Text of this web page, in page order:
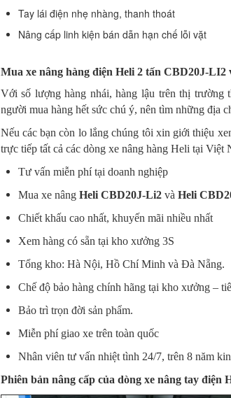
Tay lái điện nhẹ nhàng, thanh thoát
Nâng cấp linh kiện bán dẫn hạn chế lỗi vặt
Mua xe nâng hàng điện Heli 2 tấn CBD20J-
Với số lượng hàng nhái, hàng lậu trên thị
người mua hàng hết sức chú ý, nên tìm những địa
Nếu các bạn còn lo lắng chúng tôi xin giới thiệu
trực tiếp tất cả các dòng xe nâng hàng Heli tại Việt
Tư vấn miễn phí tại doanh nghiệp
Mua xe nâng Heli CBD20J-Li2và Heli
Chiết khấu cao nhất, khuyến mãi nhiều nhất
Xem hàng có sẵn tại kho xưởng 3S
Tổng kho: Hà Nội, Hồ Chí Minh và Đà Nẵng.
Chế độ bảo hàng chính hãng tại kho xưởng –
Bảo trì trọn đời sản phẩm.
Miễn phí giao xe trên toàn quốc
Nhân viên tư vấn nhiệt tình 24/7, trên 8 năm
Phiên bản nâng cấp của dòng xe nâng tay điện